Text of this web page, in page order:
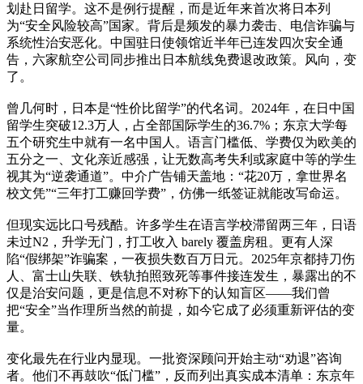
划赴日留学。这不是例行提醒，而是近年来首次将日本列
为“安全风险较高”国家。背后是频发的暴力袭击、电信诈骗与
系统性治安恶化。中国驻日使领馆近半年已连发四次安全通
告，六家航空公司同步推出日本航线免费退改政策。风向，变
了。
曾几何时，日本是“性价比留学”的代名词。2024年，在日中国
留学生突破12.3万人，占全部国际学生的36.7%；东京大学每
五个研究生中就有一名中国人。语言门槛低、学费仅为欧美的
五分之一、文化亲近感强，让无数高考失利或家庭中等的学生
视其为“逆袭通道”。中介广告铺天盖地：“花20万，拿世界名
校文凭”“三年打工赚回学费”，仿佛一纸签证就能改写命运。
但现实远比口号残酷。许多学生在语言学校滞留两三年，日语
未过N2，升学无门，打工收入 barely 覆盖房租。更有人深
陷“假绑架”诈骗案，一夜损失数百万日元。2025年京都持刀伤
人、富士山失联、铁轨拍照致死等事件接连发生，暴露出的不
仅是治安问题，更是信息不对称下的认知盲区——我们曾
把“安全”当作理所当然的前提，如今它成了必须重新评估的变
量。
变化最先在行业内显现。一批资深顾问开始主动“劝退”咨询
者。他们不再鼓吹“低门槛”，反而列出真实成本清单：东京年